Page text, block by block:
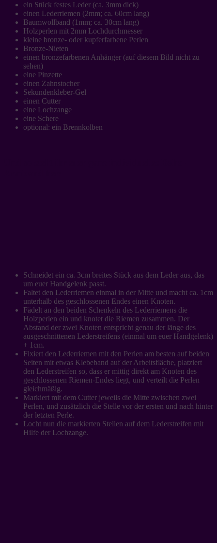
ein Stück festes Leder (ca. 3mm dick)
einen Lederriemen (2mm; ca. 60cm lang)
Baumwollband (1mm; ca. 30cm lang)
Holzperlen mit 2mm Lochdurchmesser
kleine bronze- oder kupferfarbene Perlen
Bronze-Nieten
einen bronzefarbenen Anhänger (auf diesem Bild nicht zu
sehen)
eine Pinzette
einen Zahnstocher
Sekundenkleber-Gel
einen Cutter
eine Lochzange
eine Schere
optional: ein Brennkolben
Schneidet ein ca. 3cm breites Stück aus dem Leder aus, das
um euer Handgelenk passt.
Faltet den Lederriemen einmal in der Mitte und macht ca. 1cm
unterhalb des geschlossenen Endes einen Knoten.
Fädelt an den beiden Schenkeln des Lederriemens die
Holzperlen ein und knotet die Riemen zusammen. Der
Abstand der zwei Knoten entspricht genau der länge des
ausgeschnittenen Lederstreifens (einmal um euer Handgelenk)
+ 1cm.
Fixiert den Lederriemen mit den Perlen am besten auf beiden
Seiten mit etwas Klebeband auf der Arbeitsfläche, platziert
den Lederstreifen so, dass er mittig direkt am Knoten des
geschlossenen Riemen-Endes liegt, und verteilt die Perlen
gleichmäßig.
Markiert mit dem Cutter jeweils die Mitte zwischen zwei
Perlen, und zusätzlich die Stelle vor der ersten und nach hinter
der letzten Perle.
Locht nun die markierten Stellen auf dem Lederstreifen mit
Hilfe der Lochzange.